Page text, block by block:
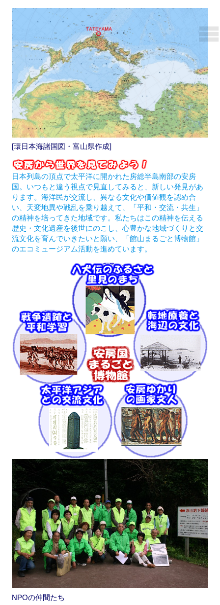
[環日本海諸国図・富山県作成]
日本列島の頂点で太平洋に開かれた房総半島南部の安房
国。いつもと違う視点で見直してみると、新しい発見があ
ります。海洋民が交流し、異なる文化や価値観を認め合
い、天変地異や戦乱を乗り越えて、「平和・交流・共生」
の精神を培ってきた地域です。私たちはこの精神を伝える
歴史・文化遺産を後世にのこし、心豊かな地域づくりと交
流文化を育んでいきたいと願い、「館山まるごと博物館」
のエコミュージアム活動を進めています。
NPOの仲間たち